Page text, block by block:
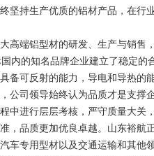
坚持生产优质的铝材产品，在行
端铝型材的研发、生产与销售
内的知名品牌企业建立了稳定的
可反射的能力，导电和导热的
司领导始终认为品质才是支撑
进行层层考核，严守质量大关
，品质更加优良卓越。山东裕航
专用型材以及交通运输和其他